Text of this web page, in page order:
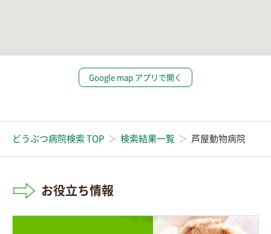
Google map アプリで開く
どうぶつ病院検索 TOP 検索結果一覧 芦屋動物病院
お役立ち情報